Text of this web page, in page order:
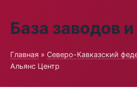
База заводов
Главная » Северо-Кавказский
Альянс Центр